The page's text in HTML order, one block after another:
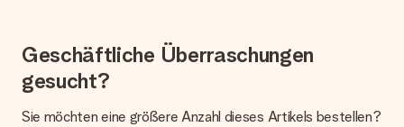
Welche Lieferoptionen stehen zur Verfügung?
Derzeit können wir (noch) keine verschiedenen Lieferoptionen
Päckchen versendet. Möchtest du wissen, ob es als Paket
Geschäftliche Überraschungen
gesucht?
Sie möchten eine größere Anzahl dieses Artikels bestellen?